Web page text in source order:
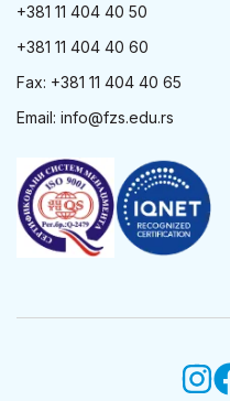
+381 11 404 40 50
+381 11 404 40 60
Fax: +381 11 404 40 65
Email: info@fzs.edu.rs